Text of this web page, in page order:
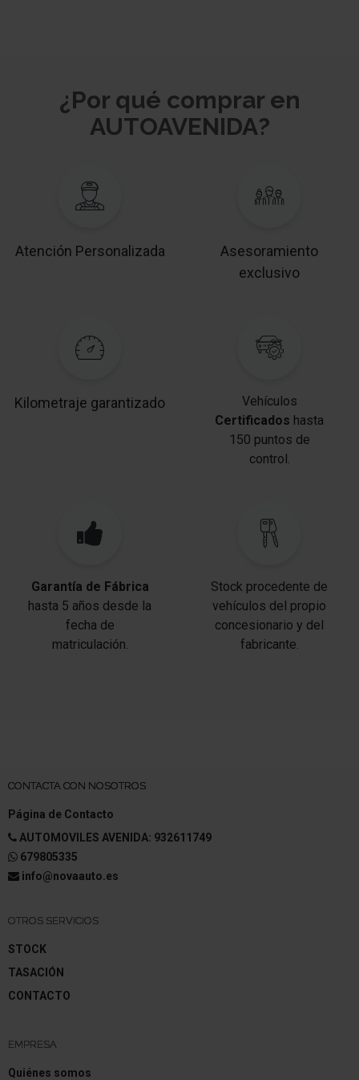
¿Por qué comprar en
AUTOAVENIDA?
Atención Personalizada
Asesoramiento
exclusivo
Kilometraje garantizado
Vehículos
Certificados hasta
150 puntos de
control.
Garantía de Fábrica
hasta 5 años desde la
fecha de
matriculación.
Stock procedente de
vehículos del propio
concesionario y del
fabricante.
CONTACTA CON NOSOTROS
Página de Contacto
AUTOMOVILES AVENIDA: 932611749
679805335
info@novaauto.es
OTROS SERVICIOS
STOCK
TASACIÓN
CONTACTO
EMPRESA
Quiénes somos